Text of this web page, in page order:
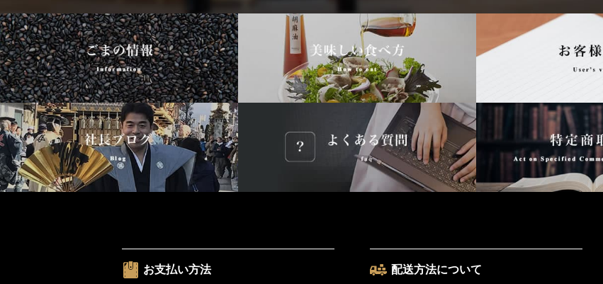
お支払い方法 配送方法について